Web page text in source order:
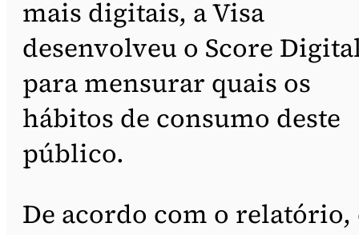
mais digitais, a Visa
desenvolveu o Score
para mensurar quais os
hábitos de consumo deste
público.
De acordo com o relatório,